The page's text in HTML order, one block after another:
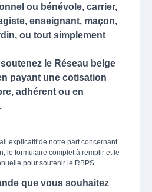
ou bénévole, carrier,
enseignant, maçon,
ou tout simplement
le Réseau belge
payant une cotisation
adhérent ou en
explicatif de notre part concernant
le formulaire complet à remplir et le
pour soutenir le RBPS.
que vous souhaitez